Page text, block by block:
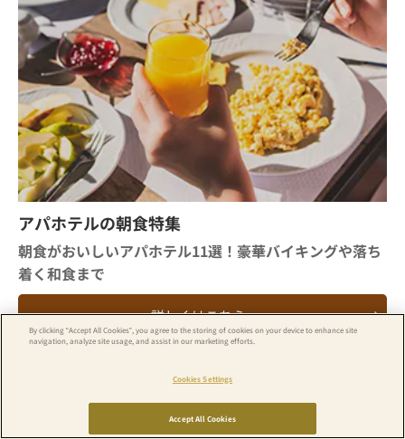
アパホテルの朝食特集
朝食がおいしいアパホテル11選！豪華バイキングや落ち
着く和食まで
詳しくはこちら
By clicking “Accept All Cookies”, you agree to the storing of cookies on your device to enhance site
navigation, analyze site usage, and assist in our marketing efforts.
Cookies Settings
Accept All Cookies